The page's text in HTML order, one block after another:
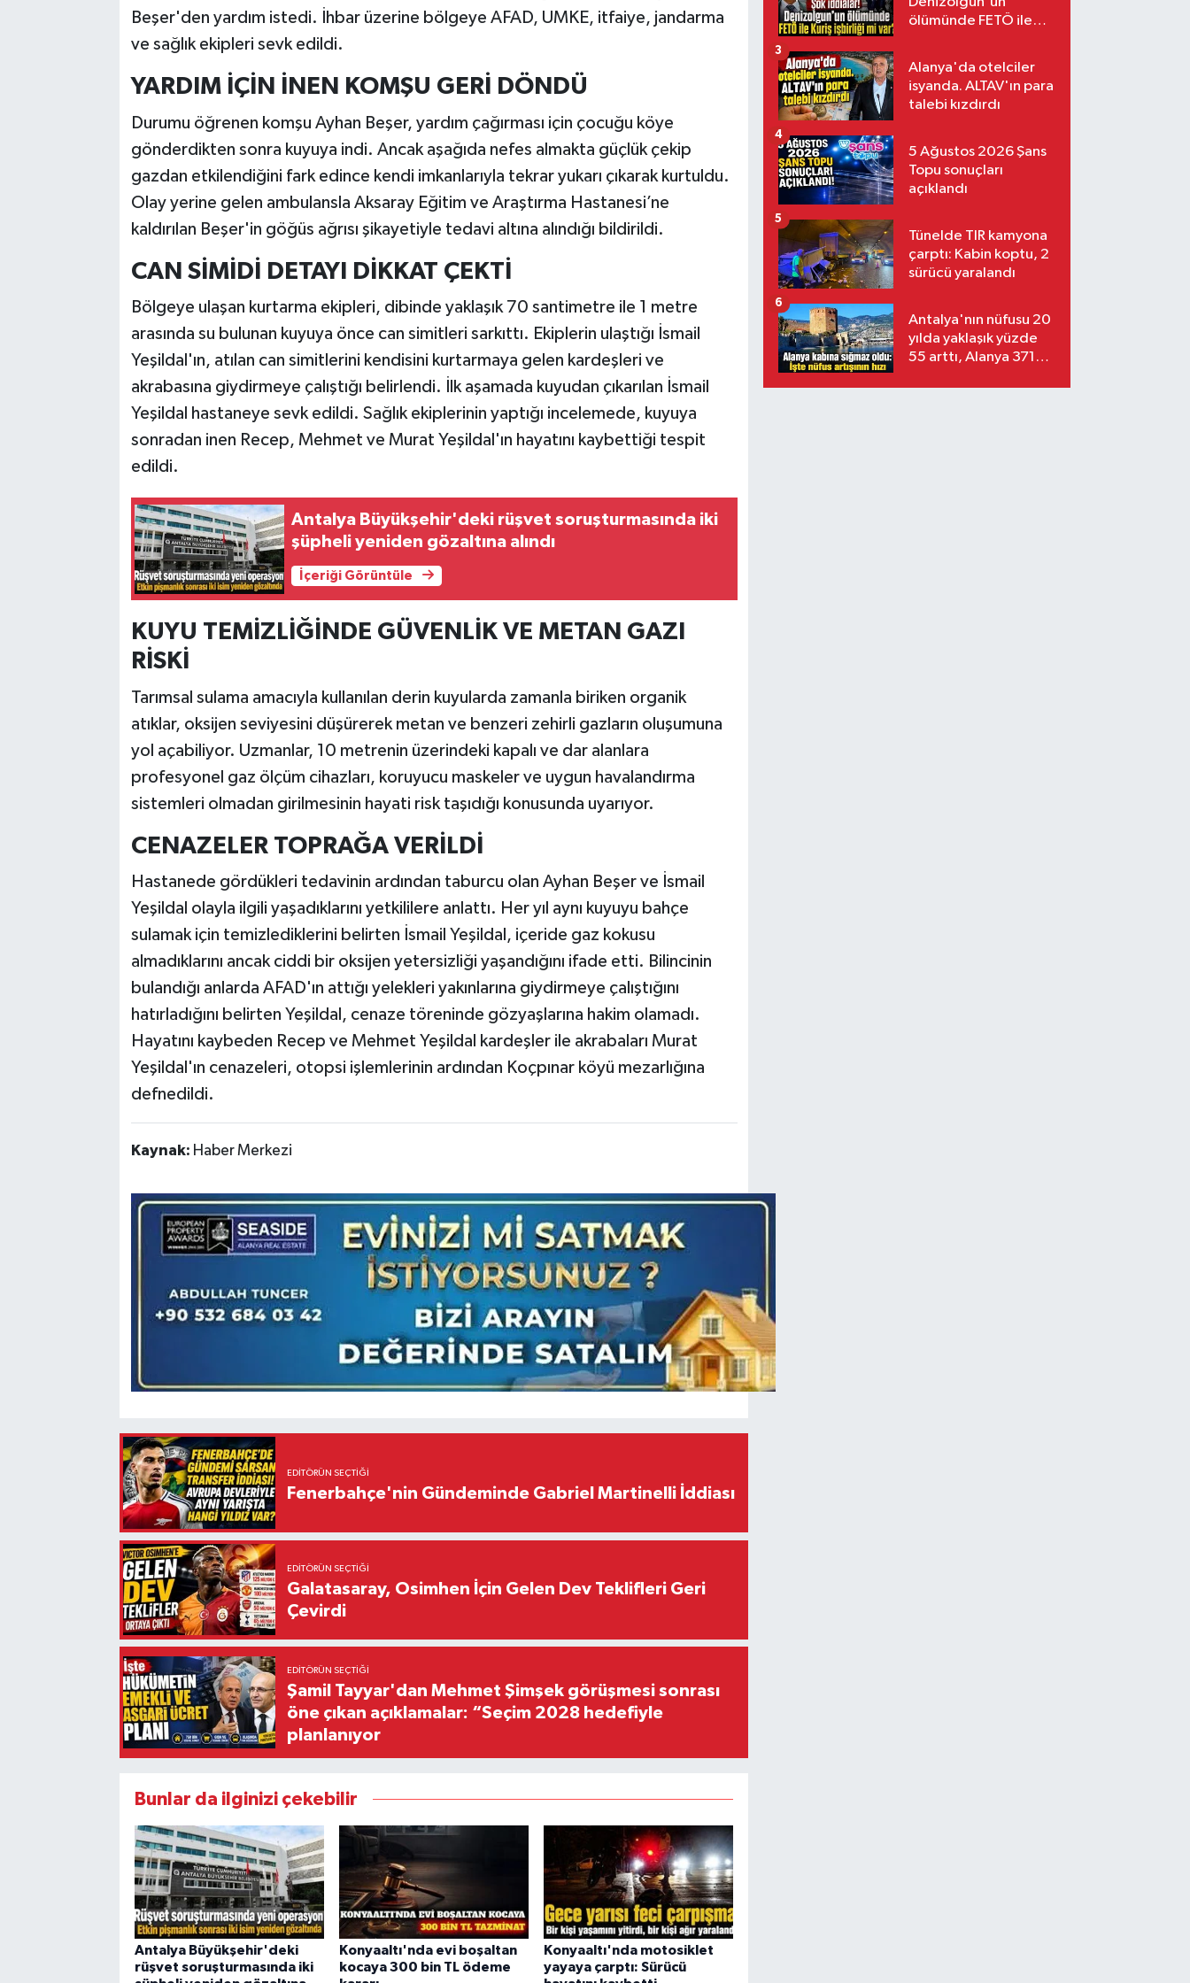
Beşer'den yardım istedi. İhbar üzerine bölgeye AFAD, UMKE, itfaiye, jandarma
ve sağlık ekipleri sevk edildi.
YARDIM İÇİN İNEN KOMŞU GERİ DÖNDÜ
Durumu öğrenen komşu Ayhan Beşer, yardım çağırması için çocuğu köye
gönderdikten sonra kuyuya indi. Ancak aşağıda nefes almakta güçlük çekip
gazdan etkilendiğini fark edince kendi imkanlarıyla tekrar yukarı çıkarak kurtuldu.
Olay yerine gelen ambulansla Aksaray Eğitim ve Araştırma Hastanesi’ne
kaldırılan Beşer'in göğüs ağrısı şikayetiyle tedavi altına alındığı bildirildi.
CAN SİMİDİ DETAYI DİKKAT ÇEKTİ
Bölgeye ulaşan kurtarma ekipleri, dibinde yaklaşık 70 santimetre ile 1 metre
arasında su bulunan kuyuya önce can simitleri sarkıttı. Ekiplerin ulaştığı İsmail
Yeşildal'ın, atılan can simitlerini kendisini kurtarmaya gelen kardeşleri ve
akrabasına giydirmeye çalıştığı belirlendi. İlk aşamada kuyudan çıkarılan İsmail
Yeşildal hastaneye sevk edildi. Sağlık ekiplerinin yaptığı incelemede, kuyuya
sonradan inen Recep, Mehmet ve Murat Yeşildal'ın hayatını kaybettiği tespit
edildi.
Antalya Büyükşehir'deki rüşvet soruşturmasında iki
şüpheli yeniden gözaltına alındı
İçeriği Görüntüle
KUYU TEMİZLİĞİNDE GÜVENLİK VE METAN GAZI
RİSKİ
Tarımsal sulama amacıyla kullanılan derin kuyularda zamanla biriken organik
atıklar, oksijen seviyesini düşürerek metan ve benzeri zehirli gazların oluşumuna
yol açabiliyor. Uzmanlar, 10 metrenin üzerindeki kapalı ve dar alanlara
profesyonel gaz ölçüm cihazları, koruyucu maskeler ve uygun havalandırma
sistemleri olmadan girilmesinin hayati risk taşıdığı konusunda uyarıyor.
CENAZELER TOPRAĞA VERİLDİ
Hastanede gördükleri tedavinin ardından taburcu olan Ayhan Beşer ve İsmail
Yeşildal olayla ilgili yaşadıklarını yetkililere anlattı. Her yıl aynı kuyuyu bahçe
sulamak için temizlediklerini belirten İsmail Yeşildal, içeride gaz kokusu
almadıklarını ancak ciddi bir oksijen yetersizliği yaşandığını ifade etti. Bilincinin
bulandığı anlarda AFAD'ın attığı yelekleri yakınlarına giydirmeye çalıştığını
hatırladığını belirten Yeşildal, cenaze töreninde gözyaşlarına hakim olamadı.
Hayatını kaybeden Recep ve Mehmet Yeşildal kardeşler ile akrabaları Murat
Yeşildal'ın cenazeleri, otopsi işlemlerinin ardından Koçpınar köyü mezarlığına
defnedildi.
Kaynak: Haber Merkezi
EDITÖRÜN SEÇTIĞI
Fenerbahçe'nin Gündeminde Gabriel Martinelli İddiası
EDITÖRÜN SEÇTIĞI
Galatasaray, Osimhen İçin Gelen Dev Teklifleri Geri
Çevirdi
EDITÖRÜN SEÇTIĞI
Şamil Tayyar'dan Mehmet Şimşek görüşmesi sonrası
öne çıkan açıklamalar: “Seçim 2028 hedefiyle
planlanıyor
Bunlar da ilginizi çekebilir
Antalya Büyükşehir'deki
rüşvet soruşturmasında iki
Konyaaltı'nda evi boşaltan
kocaya 300 bin TL ödeme
Konyaaltı'nda motosiklet
yayaya çarptı: Sürücü
ölümünde FETÖ ile
Alanya'da otelciler
isyanda. ALTAV'ın para
talebi kızdırdı
3
5 Ağustos 2026 Şans
Topu sonuçları
açıklandı
4
Tünelde TIR kamyona
çarptı: Kabin koptu, 2
sürücü yaralandı
5
Antalya'nın nüfusu 20
yılda yaklaşık yüzde
55 arttı, Alanya 371
6